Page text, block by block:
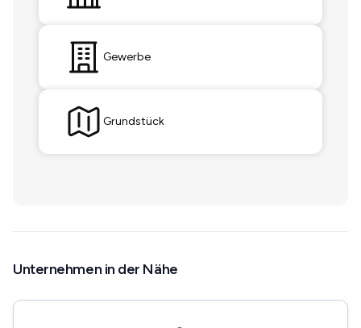
Gewerbe
Grundstück
Unternehmen in der Nähe